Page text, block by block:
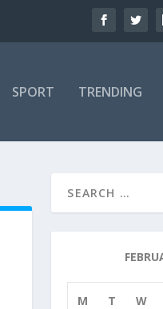
SPORT TRENDING
M T W